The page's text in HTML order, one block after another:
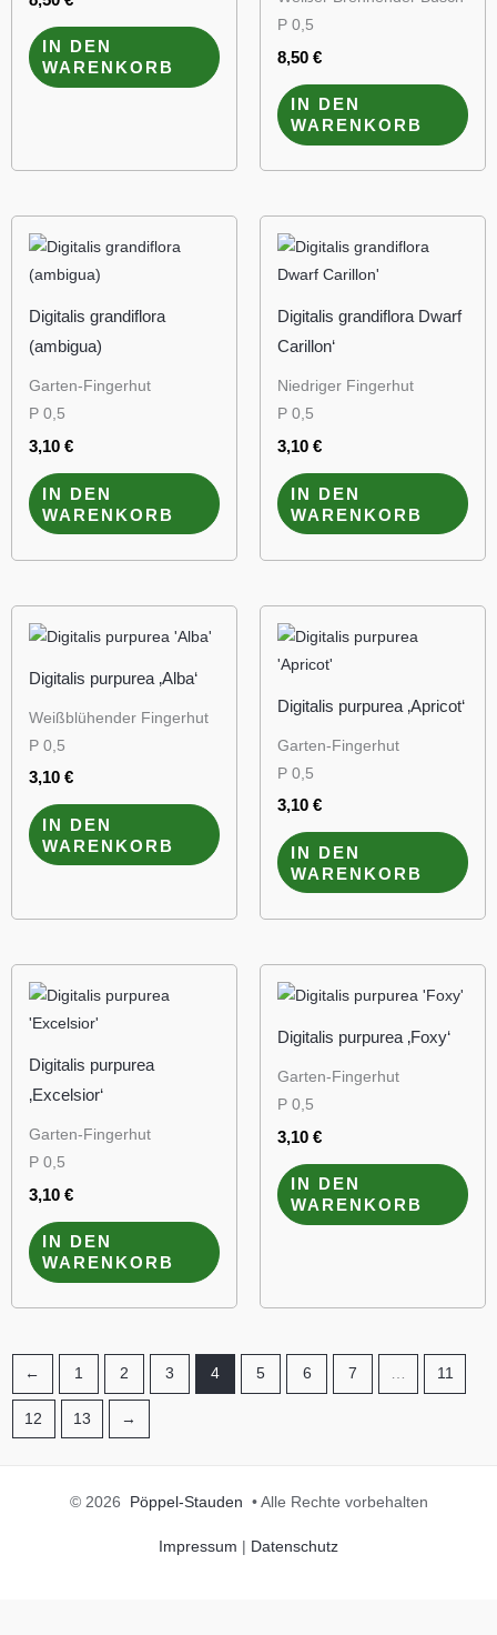
IN DEN
WARENKORB
P 0,5
8,50 €
IN DEN
WARENKORB
Digitalis grandiflora
(ambigua)
Garten-Fingerhut
P 0,5
3,10 €
IN DEN
WARENKORB
Digitalis grandiflora Dwarf
Carillon‘
Niedriger Fingerhut
P 0,5
3,10 €
IN DEN
WARENKORB
Digitalis purpurea ‚Alba‘
Weißblühender Fingerhut
P 0,5
3,10 €
IN DEN
WARENKORB
Digitalis purpurea ‚Apricot‘
Garten-Fingerhut
P 0,5
3,10 €
IN DEN
WARENKORB
Digitalis purpurea
‚Excelsior‘
Garten-Fingerhut
P 0,5
3,10 €
IN DEN
WARENKORB
Digitalis purpurea ‚Foxy‘
Garten-Fingerhut
P 0,5
3,10 €
IN DEN
WARENKORB
← 1 2 3 4 5 6 7 … 11
12 13 →
© 2026 Pöppel-Stauden • Alle Rechte vorbehalten
Impressum Datenschutz